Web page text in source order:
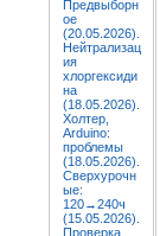
Предвыборн
ое
(20.05.2026).
Нейтрализац
ия
хлоргексиди
на
(18.05.2026).
Холтер,
Arduino:
проблемы
(18.05.2026).
Сверхурочн
ые:
120→240ч
(15.05.2026).
Проверка